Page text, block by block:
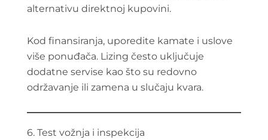
alternativu direktnoj kupovini.
Kod finansiranja, uporedite kamate i uslove
više ponuđača. Lizing često uključuje
dodatne servise kao što su redovno
održavanje ili zamena u slučaju kvara.
6. Test vožnja i inspekcija